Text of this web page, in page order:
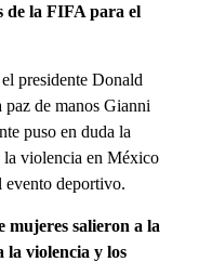
de la FIFA para el
presidente Donald
de manos Gianni
puso en duda la
la violencia en México
evento deportivo.
mujeres salieron a la
la violencia y los